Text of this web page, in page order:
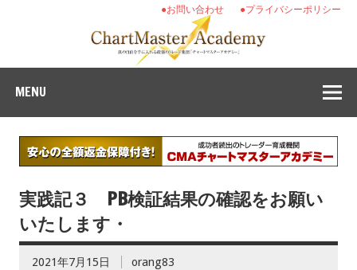
●プライバシーポリシー
●お問い合わせ
MENU
実践記３ PB検証結果の確認をお願い
いたします・
2021年7月15日 orang83